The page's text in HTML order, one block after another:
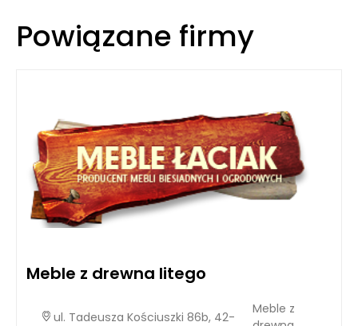
Powiązane firmy
Meble z drewna litego
ul. Tadeusza Kościuszki 86b, 42-
Meble z